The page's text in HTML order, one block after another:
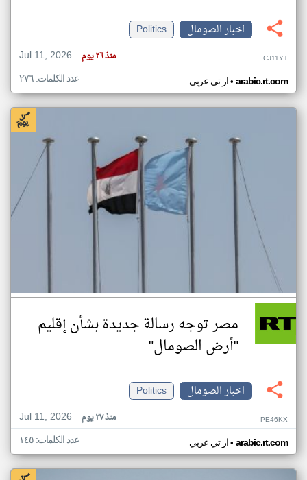
اخبار الصومال
Politics
Jul 11, 2026
منذ ٢٦ يوم CJ11YT
ار تي عربي• arabic.rt.com عدد الكلمات: ٢٧٦
مصر توجه رسالة جديدة بشأن إقليم
"أرض الصومال"
اخبار الصومال
Politics
Jul 11, 2026
منذ ٢٧ يوم PE46KX
ار تي عربي• arabic.rt.com عدد الكلمات: ١٤٥